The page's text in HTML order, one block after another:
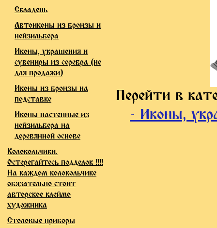
Складень
Автоиконы из бронзы и
нейзильбера
Иконы, украшения и
сувениры из серебра (не
для продажи)
Иконы из бронзы на
подставке
Иконы настенные из
нейзильбера на
деревянной основе
Колокольчики.
Остерегайтесь подделок !!!!
На каждом колокольчике
обязательно стоит
авторское клеймо
художника
Столовые приборы
Перейти в
- Иконы,